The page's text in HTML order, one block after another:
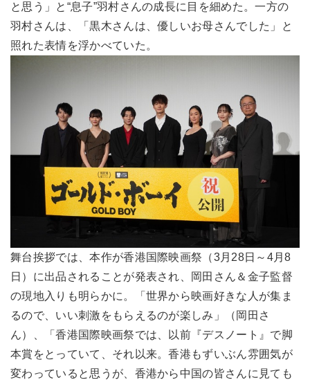
と思う」と“息子”羽村さんの成長に目を細めた。一方の
羽村さんは、「黒木さんは、優しいお母さんでした」と
照れた表情を浮かべていた。
舞台挨拶では、本作が香港国際映画祭（3月28日～4月8
日）に出品されることが発表され、岡田さん＆金子監督
の現地入りも明らかに。「世界から映画好きな人が集ま
るので、いい刺激をもらえるのが楽しみ」（岡田さ
ん）、「香港国際映画祭では、以前『デスノート』で脚
本賞をとっていて、それ以来。香港もずいぶん雰囲気が
変わっていると思うが、香港から中国の皆さんに見ても